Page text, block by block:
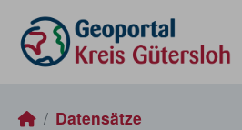
Datensätze